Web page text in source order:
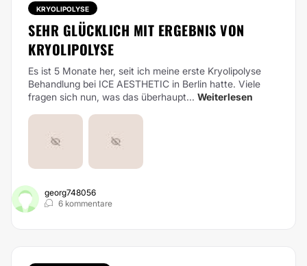
KRYOLIPOLYSE
SEHR GLÜCKLICH MIT ERGEBNIS VON
KRYOLIPOLYSE
Es ist 5 Monate her, seit ich meine erste Kryolipolyse
Behandlung bei ICE AESTHETIC in Berlin hatte. Viele
fragen sich nun, was das überhaupt... Weiterlesen
georg748056
6 kommentare